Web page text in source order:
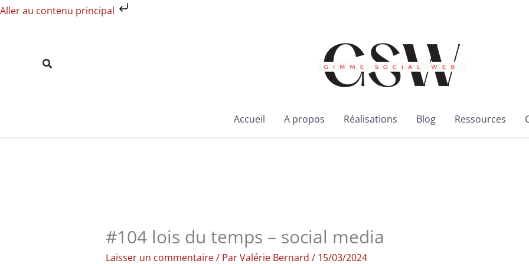
Aller au contenu principal
Aller
Rechercher
Accueil A propos Réalisations Blog Ressources
#104 lois du temps – social media
Laisser un commentaire/ ParValérie Bernard / 15/03/2024